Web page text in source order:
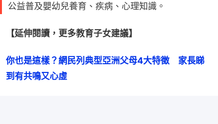
公益普及嬰幼兒養育、疾病、心理知識。
【延伸閱讀，更多教育子女建議】
你也是這樣？網民列典型亞洲父母4大特徵　家長睇
到有共鳴又心虛